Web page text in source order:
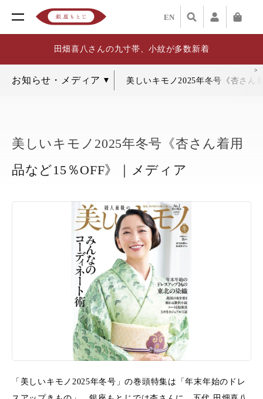
EN
田畑喜八さんの九寸帯、小紋が多数新着
美しいキモノ2025年冬号《杏さん
美しいキモノ2025年冬号《杏さん着用
品など15％OFF》｜メディア
「美しいキモノ2025年冬号」の巻頭特集は「年末年始のドレ